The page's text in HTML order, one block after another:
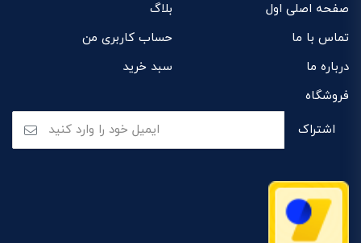
صفحه اصلی اول
بلاگ
تماس با ما
حساب کاربری من
درباره ما
سبد خرید
فروشگاه